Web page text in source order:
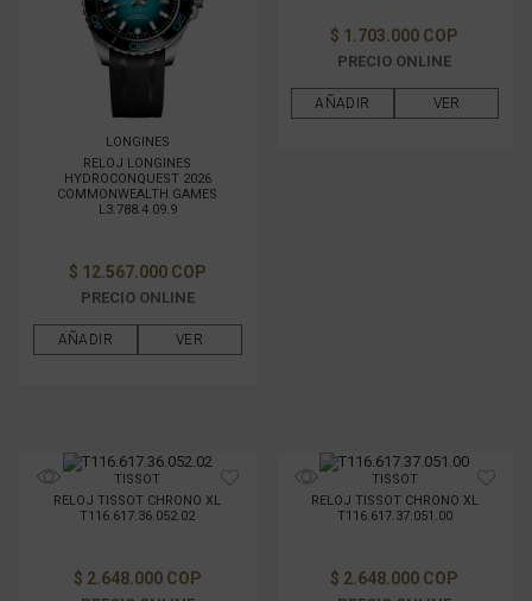
LONGINES
RELOJ LONGINES
HYDROCONQUEST 2026
COMMONWEALTH GAMES
L3.788.4.09.9
$ 12.567.000 COP
PRECIO ONLINE
AÑADIR VER
$ 1.703.000 COP
PRECIO ONLINE
AÑADIR VER
TISSOT
RELOJ TISSOT CHRONO XL
T116.617.36.052.02
$ 2.648.000 COP
TISSOT
RELOJ TISSOT CHRONO XL
T116.617.37.051.00
$ 2.648.000 COP